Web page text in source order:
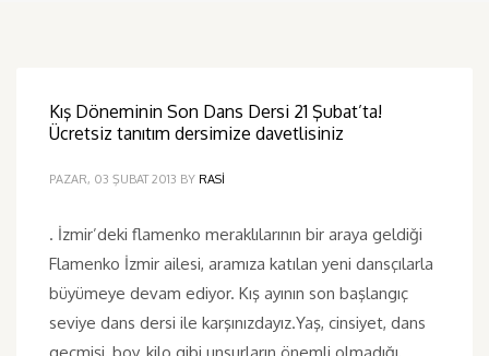
Kış Döneminin Son Dans Dersi 21 Şubat’ta!
Ücretsiz tanıtım dersimize davetlisiniz
PAZAR, 03 ŞUBAT 2013 BY RASI
. İzmir’deki flamenko meraklılarının bir araya geldiği
Flamenko İzmir ailesi, aramıza katılan yeni dansçılarla
büyümeye devam ediyor. Kış ayının son başlangıç
seviye dans dersi ile karşınızdayız.Yaş, cinsiyet, dans